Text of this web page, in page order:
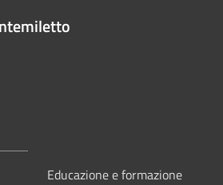
Educazione e formazione